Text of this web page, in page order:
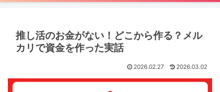
推し活のお金がない！どこから作る？メル
カリで資金を作った実話
2026.02.27 2026.03.02